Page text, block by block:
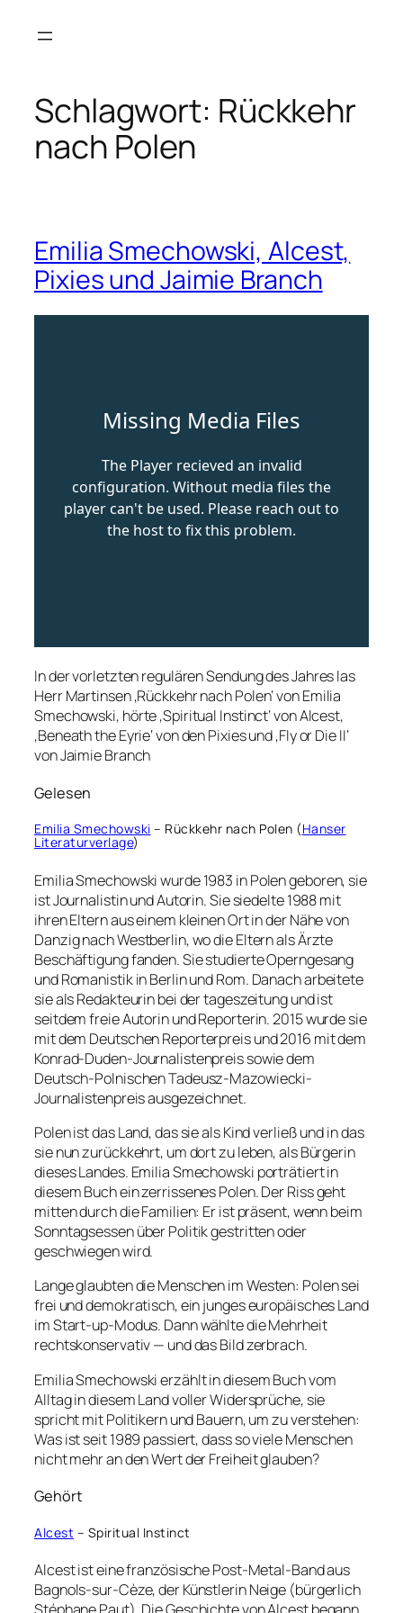
Inhalt
Schlagwort: Rückkehr
nach Polen
Emilia Smechowski, Alcest,
Pixies und Jaimie Branch
In der vorletzten regulären Sendung des Jahres las
Herr Martinsen ‚Rückkehr nach Polen‘ von Emilia
Smechowski, hörte ‚Spiritual Instinct‘ von Alcest,
‚Beneath the Eyrie‘ von den Pixies und ‚Fly or Die II‘
von Jaimie Branch
Gelesen
Emilia Smechowski – Rückkehr nach Polen (Hanser
Literaturverlage)
Emilia Smechowski wurde 1983 in Polen geboren, sie
ist Journalistin und Autorin. Sie siedelte 1988 mit
ihren Eltern aus einem kleinen Ort in der Nähe von
Danzig nach Westberlin, wo die Eltern als Ärzte
Beschäftigung fanden. Sie studierte Operngesang
und Romanistik in Berlin und Rom. Danach arbeitete
sie als Redakteurin bei der tageszeitung und ist
seitdem freie Autorin und Reporterin. 2015 wurde sie
mit dem Deutschen Reporterpreis und 2016 mit dem
Konrad-Duden-Journalistenpreis sowie dem
Deutsch-Polnischen Tadeusz-Mazowiecki-
Journalistenpreis ausgezeichnet.
Polen ist das Land, das sie als Kind verließ und in das
sie nun zurückkehrt, um dort zu leben, als Bürgerin
dieses Landes. Emilia Smechowski porträtiert in
diesem Buch ein zerrissenes Polen. Der Riss geht
mitten durch die Familien: Er ist präsent, wenn beim
Sonntagsessen über Politik gestritten oder
geschwiegen wird.
Lange glaubten die Menschen im Westen: Polen sei
frei und demokratisch, ein junges europäisches Land
im Start-up-Modus. Dann wählte die Mehrheit
rechtskonservativ — und das Bild zerbrach.
Emilia Smechowski erzählt in diesem Buch vom
Alltag in diesem Land voller Widersprüche, sie
spricht mit Politikern und Bauern, um zu verstehen:
Was ist seit 1989 passiert, dass so viele Menschen
nicht mehr an den Wert der Freiheit glauben?
Gehört
Alcest – Spiritual Instinct
Alcest ist eine französische Post-Metal-Band aus
Bagnols-sur-Cèze, der Künstlerin Neige (bürgerlich